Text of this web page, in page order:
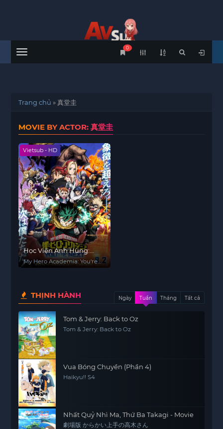
Menu
0
Trang chủ »真堂圭
MOVIE BY ACTOR: 真堂圭
Vietsub - HD
Học Viện Anh Hùng:
You're Next
My Hero Academia: You're
THỊNH HÀNH Ngày Tuần Tháng Tất cả
Tom & Jerry: Back to Oz
Tom & Jerry: Back to Oz
Vua Bóng Chuyền (Phần 4)
Haikyu!! S4
Nhất Quỷ Nhì Ma, Thứ Ba Takagi - Movie
劇場版 からかい上手の高木さん